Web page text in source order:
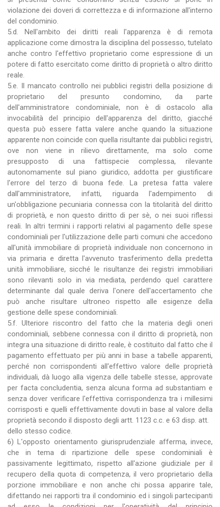
violazione dei doveri di correttezza e di informazione all'interno
del condominio.
5.d. Nell'ambito dei diritti reali l'apparenza è di remota
applicazione come dimostra la disciplina del possesso, tutelato
anche contro l'effettivo proprietario come espressione di un
potere di fatto esercitato come diritto di proprietà o altro diritto
reale.
5.e. Il mancato controllo nei pubblici registri della posizione di
proprietario del presunto condomino, da parte
dell'amministratore condominiale, non è di ostacolo alla
invocabilità del principio dell'apparenza del diritto, giacché
questa può essere fatta valere anche quando la situazione
apparente non coincide con quella risultante dai pubblici registri,
ove non viene in rilievo direttamente, ma solo come
presupposto di una fattispecie complessa, rilevante
autonomamente sul piano giuridico, addotta per giustificare
l'errore del terzo di buona fede. La pretesa fatta valere
dall'amministratore, infatti, riguarda l'adempimento di
un'obbligazione pecuniaria connessa con la titolarità del diritto
di proprietà, e non questo diritto di per sè, o nei suoi riflessi
reali. In altri termini i rapporti relativi al pagamento delle spese
condominiali per l'utilizzazione delle parti comuni che accedono
all'unità immobiliare di proprietà individuale non concernono in
via primaria e diretta l'avvenuto trasferimento della predetta
unità immobiliare, sicché le risultanze dei registri immobiliari
sono rilevanti solo in via mediata, perdendo quel carattere
determinante dal quale deriva l'onere dell'accertamento che
può anche risultare ultroneo rispetto alle esigenze della
gestione delle spese condominiali.
5.f. Ulteriore riscontro del fatto che la materia degli oneri
condominiali, sebbene connessa con il diritto di proprietà, non
integra una situazione di diritto reale, è costituito dal fatto che il
pagamento effettuato per più anni in base a tabelle apparenti,
perché non corrispondenti all'effettivo valore delle proprietà
individuali, dà luogo alla vigenza delle tabelle stesse, approvate
per facta concludentia, senza alcuna forma ad substantiam e
senza dover verificare l'effettiva corrispondenza tra i millesimi
corrisposti e quelli effettivamente dovuti in base al valore della
proprietà secondo il disposto degli artt. 1123 c.c. e 63 disp. att.
dello stesso codice.
6) L'opposto orientamento giurisprudenziale afferma, invece,
che in tema di ripartizione delle spese condominiali è
passivamente legittimato, rispetto all'azione giudiziale per il
recupero della quota di competenza, il vero proprietario della
porzione immobiliare e non anche chi possa apparire tale,
difettando nei rapporti tra il condominio ed i singoli partecipanti